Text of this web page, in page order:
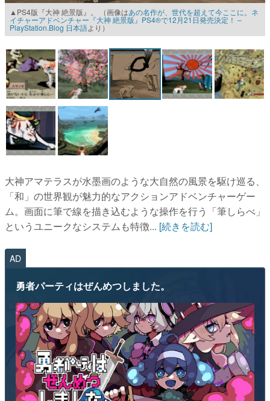
女性向け
その他
電ファミニコゲーマーとは？
運営：株式会社マレ
▲PS4版『大神 絶景版』。 （画像はあの名作が、世代を超えて今ここに。ネ
イチャーアドベンチャー『大神 絶景版』PS4®で12月21日発売決定！ –
PlayStation.Blog 日本語より）
大神アマテラスが水墨画のような大自然の風景を駆け巡る、
「和」の世界観が魅力的なアクションアドベンチャーゲー
ム。画面に筆で線を描き込むような操作を行う「筆しらべ」
というユニークなシステムも特徴... [続きを読む]
AD
勇者パーティはぜんめつしました。